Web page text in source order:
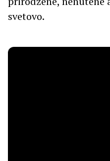
svetovo.